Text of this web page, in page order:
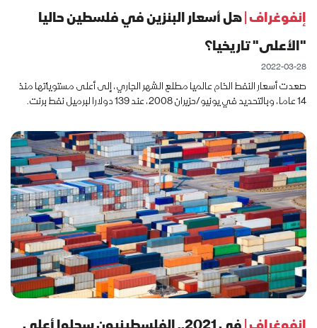
إنفوغراف |هل أسعار البنزين في فلسطين حاليا
"الأعلى" تاريخيا؟
2022-03-28
صعدت أسعار النفط الخام عالميا مطلع الشهر الجاري، إلى أعلى مستوياتها منذ
14 عاما، وبالتحديد في يونيو/حزيران 2008، عند 139 دولارا لبرميل نفط برنت.